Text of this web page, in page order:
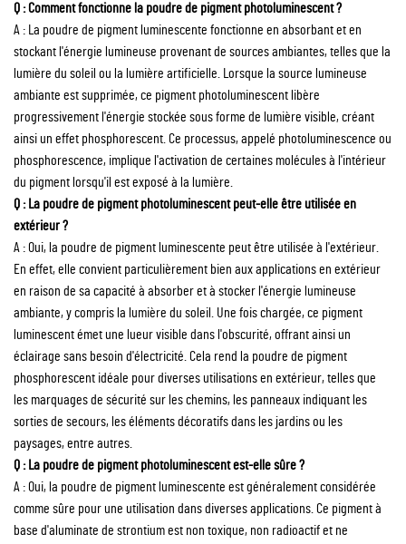
Q : Comment fonctionne la poudre de pigment photoluminescent ?
A : La poudre de pigment luminescente fonctionne en absorbant et en
stockant l'énergie lumineuse provenant de sources ambiantes, telles que la
lumière du soleil ou la lumière artificielle. Lorsque la source lumineuse
ambiante est supprimée, ce pigment photoluminescent libère
progressivement l'énergie stockée sous forme de lumière visible, créant
ainsi un effet phosphorescent. Ce processus, appelé photoluminescence ou
phosphorescence, implique l'activation de certaines molécules à l'intérieur
du pigment lorsqu'il est exposé à la lumière.
Q : La poudre de pigment photoluminescent peut-elle être utilisée en
extérieur ?
A : Oui, la poudre de pigment luminescente peut être utilisée à l'extérieur.
En effet, elle convient particulièrement bien aux applications en extérieur
en raison de sa capacité à absorber et à stocker l'énergie lumineuse
ambiante, y compris la lumière du soleil. Une fois chargée, ce pigment
luminescent émet une lueur visible dans l'obscurité, offrant ainsi un
éclairage sans besoin d'électricité. Cela rend la poudre de pigment
phosphorescent idéale pour diverses utilisations en extérieur, telles que
les marquages de sécurité sur les chemins, les panneaux indiquant les
sorties de secours, les éléments décoratifs dans les jardins ou les
paysages, entre autres.
Q : La poudre de pigment photoluminescent est-elle sûre ?
A : Oui, la poudre de pigment luminescente est généralement considérée
comme sûre pour une utilisation dans diverses applications. Ce pigment à
base d'aluminate de strontium est non toxique, non radioactif et ne